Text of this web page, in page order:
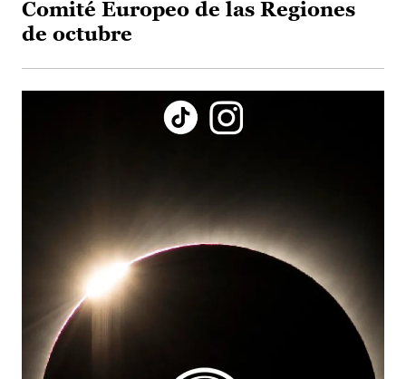
Comité Europeo de las Regiones
de octubre